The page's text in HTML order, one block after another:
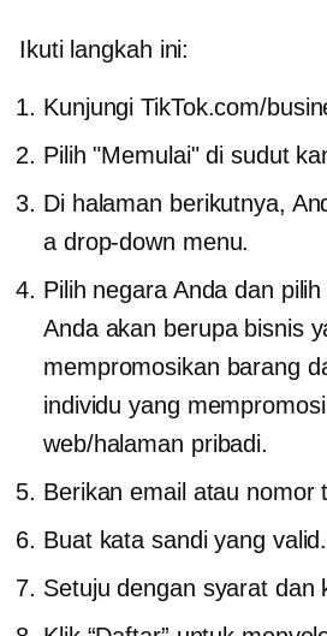
Ikuti langkah ini:
Kunjungi TikTok.com/
Pilih "Memulai" di sudut
Di halaman berikutnya,
a drop-down menu.
Pilih negara Anda dan
Anda akan berupa bisnis
mempromosikan barang
individu yang
web/halaman pribadi.
Berikan email atau nomor
Buat kata sandi yang valid.
Setuju dengan syarat dan